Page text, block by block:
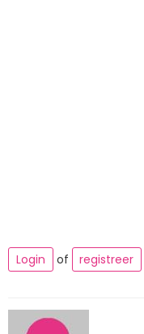
Login
of registreer